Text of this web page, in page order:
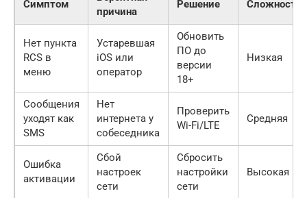
Симптом
причина
Решение Сложность
Нет пункта
RCS в
меню
Устаревшая
iOS или
оператор
Обновить
ПО до
версии
18+
Низкая
Сообщения
уходят как
SMS
Нет
интернета у
собеседника
Проверить
Wi-Fi/LTE
Средняя
Ошибка
активации
Сбой
настроек
сети
Сбросить
настройки
сети
Высокая